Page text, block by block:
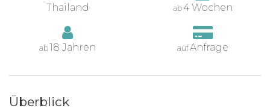
Thailand ab4 Wochen
ab18 Jahren aufAnfrage
Überblick